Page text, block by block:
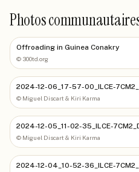
Photos
Offroading in Guinea Conakry
© 300td.org
2024-12-06_17-57-00_ILCE-
© Miguel Discart & Kiri Karma
2024-12-05_11-02-35_ILCE-
© Miguel Discart & Kiri Karma
2024-12-04_10-52-36_ILCE-